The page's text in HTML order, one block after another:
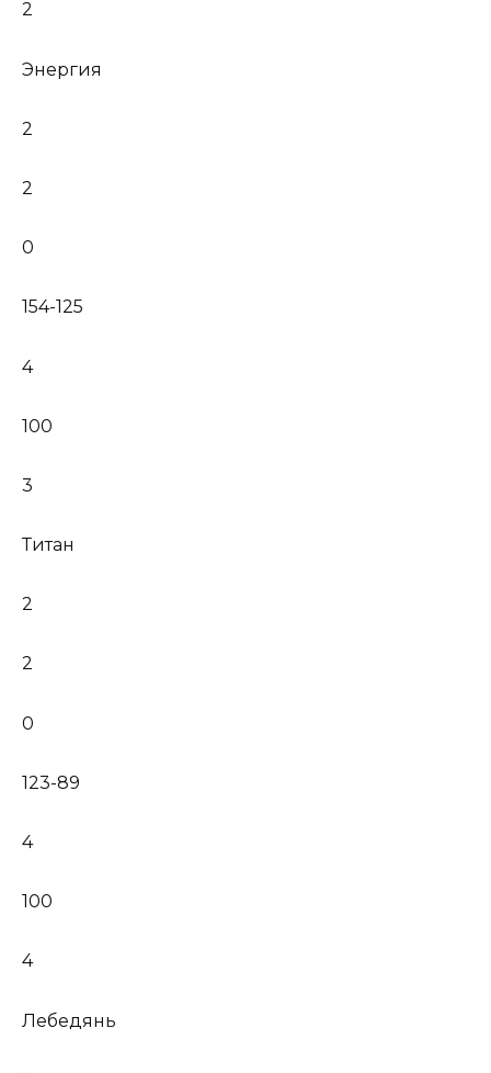
2
Энергия
2
2
0
154-125
4
100
3
Титан
2
2
0
123-89
4
100
4
Лебедянь